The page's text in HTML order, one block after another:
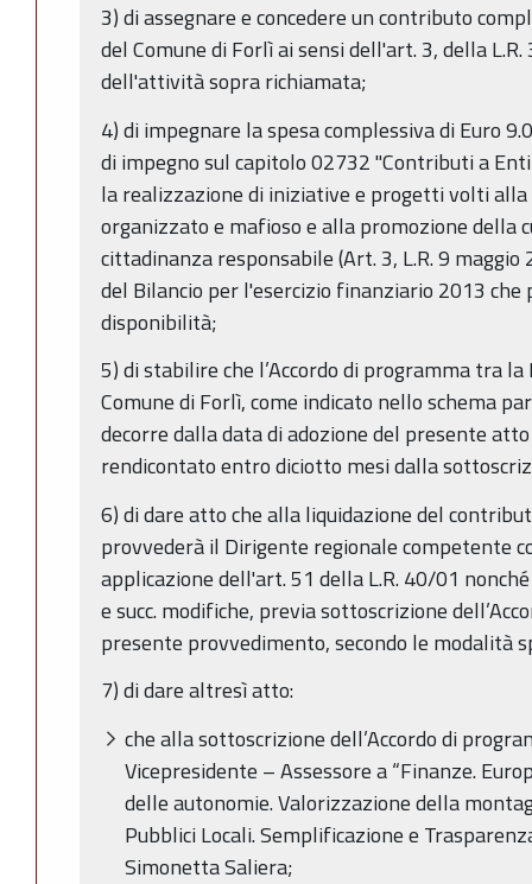
3) di assegnare e concedere un contributo
del Comune di Forlì ai sensi dell'art. 3, della
dell'attività sopra richiamata;
4) di impegnare la spesa complessiva di Euro
di impegno sul capitolo 02732 "Contributi a
la realizzazione di iniziative e progetti volti
organizzato e mafioso e alla promozione della
cittadinanza responsabile (Art. 3, L.R. 9 maggio
del Bilancio per l'esercizio finanziario 2013 che
disponibilità;
5) di stabilire che l’Accordo di programma tra
Comune di Forlì, come indicato nello schema
decorre dalla data di adozione del presente
rendicontato entro diciotto mesi dalla
6) di dare atto che alla liquidazione del
provvederà il Dirigente regionale competente
applicazione dell'art. 51 della L.R. 40/01
e succ. modifiche, previa sottoscrizione
presente provvedimento, secondo le modalità
7) di dare altresì atto:
che alla sottoscrizione dell’Accordo di
Vicepresidente – Assessore a “Finanze.
delle autonomie. Valorizzazione della
Pubblici Locali. Semplificazione e
Simonetta Saliera;